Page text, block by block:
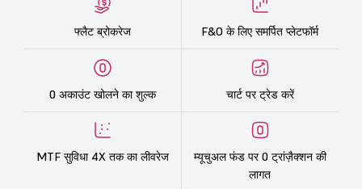
फ्लैट ब्रोकरेज F&O के लिए समर्पित प्लेटफॉर्म
0 अकाउंट खोलने का शुल्क चार्ट पर ट्रेड करें
MTF सुविधा 4X तक का लीवरेज
म्यूचुअल फंड पर 0 ट्रांज़ैक्शन की
लागत